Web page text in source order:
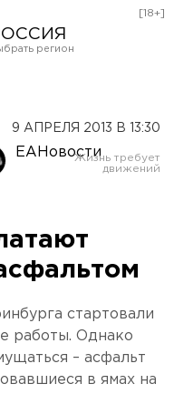
[18+]
9 АПРЕЛЯ 2013 В 13:30
ЕАНовости
стартовали
работы. Однако
– асфальт
в ямах на